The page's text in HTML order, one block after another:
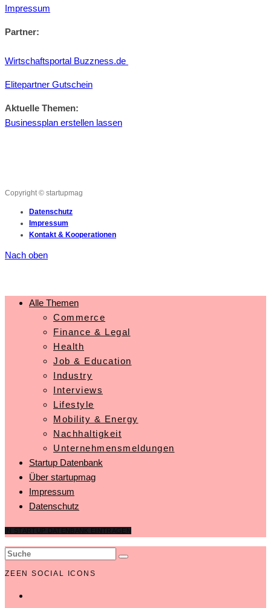
Impressum
Partner:
Wirtschaftsportal Buzzness.de
Elitepartner Gutschein
Aktuelle Themen:
Businessplan erstellen lassen
Copyright © startupmag
Datenschutz
Impressum
Kontakt & Kooperationen
Nach oben
Alle Themen
Commerce
Finance & Legal
Health
Job & Education
Industry
Interviews
Lifestyle
Mobility & Energy
Nachhaltigkeit
Unternehmensmeldungen
Startup Datenbank
Über startupmag
Impressum
Datenschutz
ZEEN SOCIAL ICONS